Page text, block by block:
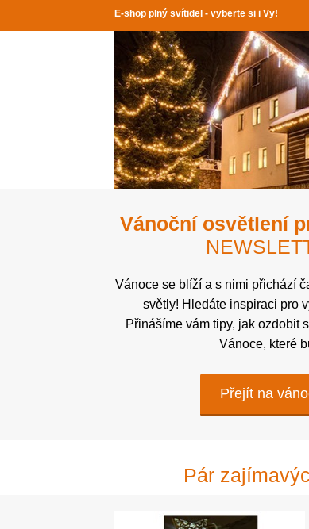
E-shop plný svítidel - vyberte si i Vy!
Vánoční osvětlení
Vánoce se blíží a s nimi přichází
světly! Hledáte inspiraci pro
Přinášíme vám tipy, jak ozdobit
Vánoce, které
Přejít na
Pár